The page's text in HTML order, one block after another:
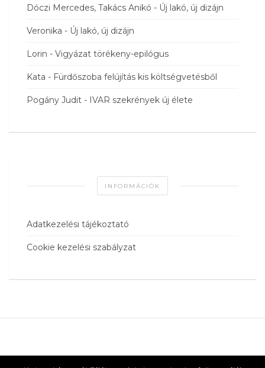
Dóczi Mercedes, Takács Anikó - Új lakó, új dizájn
Veronika - Új lakó, új dizájn
Lorin - Vigyázat törékeny-epilógus
Kata - Fürdőszoba felújítás kis költségvetésből
Pogány Judit - IVAR szekrények új élete
INFORMÁCIÓK
Adatkezelési tájékoztató
Cookie kezelési szabályzat